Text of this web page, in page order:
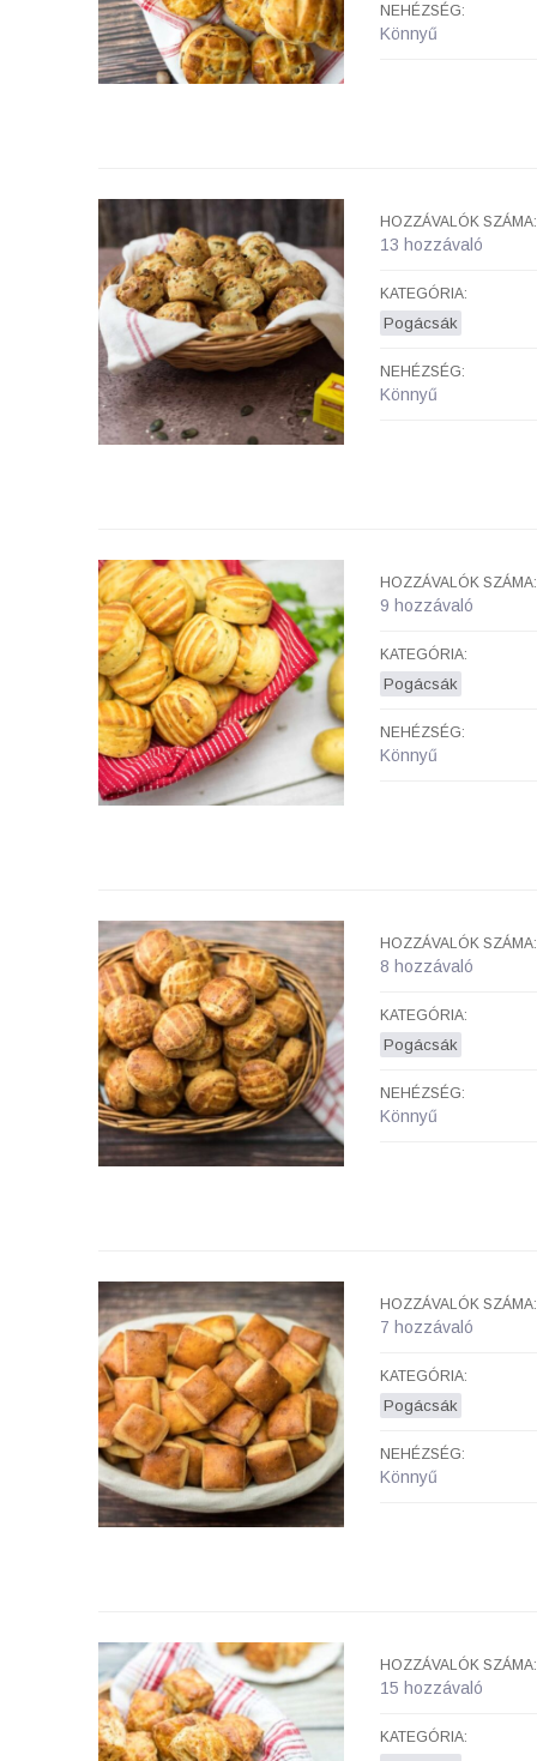
NEHÉZSÉG:
Könnyű
HOZZÁVALÓK SZÁMA:
13 hozzávaló
KATEGÓRIA:
Pogácsák
NEHÉZSÉG:
Könnyű
HOZZÁVALÓK SZÁMA:
9 hozzávaló
KATEGÓRIA:
Pogácsák
NEHÉZSÉG:
Könnyű
HOZZÁVALÓK SZÁMA:
8 hozzávaló
KATEGÓRIA:
Pogácsák
NEHÉZSÉG:
Könnyű
HOZZÁVALÓK SZÁMA:
7 hozzávaló
KATEGÓRIA:
Pogácsák
NEHÉZSÉG:
Könnyű
HOZZÁVALÓK SZÁMA:
15 hozzávaló
KATEGÓRIA: